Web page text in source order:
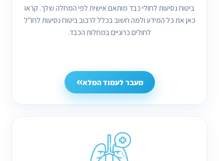
ביטוח נסיעות לחולי כבד מותאם אישית לפי המחלה שלך. קראו
כאן את כל המידע ולמה חשוב בכלל לרכוב ביטוח נסיעות לחו''ל
לחולים כרוניים במחלות הכבד.
מעבר לעמוד המלא